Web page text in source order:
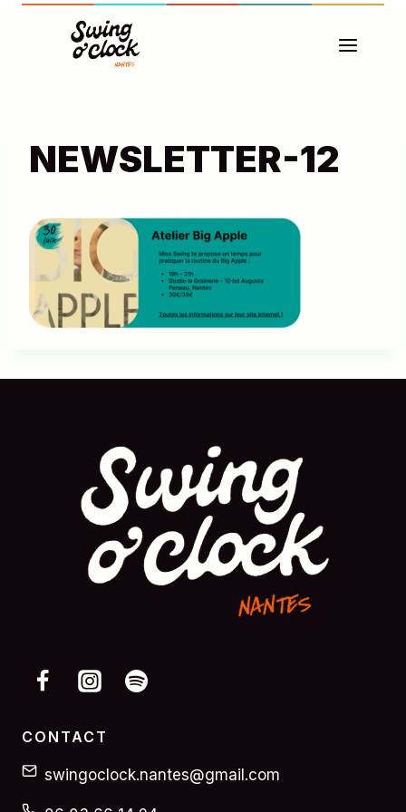
Aller
NEWSLETTER-12
CONTACT
swingoclock.nantes@gmail.com